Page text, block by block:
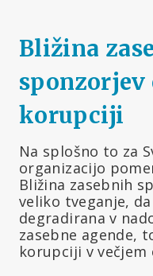
Bližina
korupciji
Na splošno to za
organizacijo
Bližina zasebnih
veliko tveganje,
degradirana v
zasebne agende,
korupciji v večjem